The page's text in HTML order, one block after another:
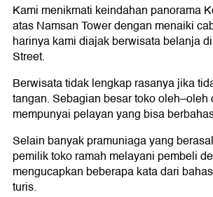
Kami menikmati keindahan panorama
atas Namsan Tower dengan menaiki
harinya kami diajak berwisata belanja
Street.
Berwisata tidak lengkap rasanya jika
tangan. Sebagian besar toko oleh–oleh
mempunyai pelayan yang bisa
Selain banyak pramuniaga yang
pemilik toko ramah melayani pembeli
mengucapkan beberapa kata dari
turis.